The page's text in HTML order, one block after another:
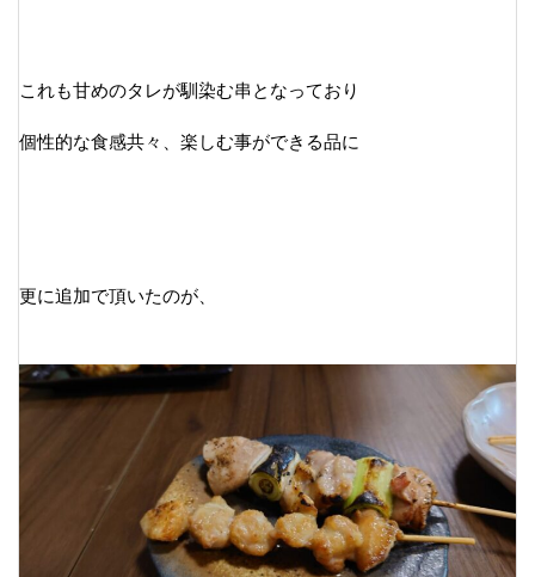
これも甘めのタレが馴染む串となっており
個性的な食感共々、楽しむ事ができる品に
更に追加で頂いたのが、